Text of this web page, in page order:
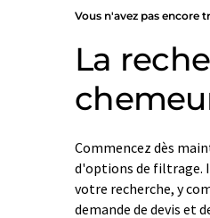
Vous n'avez pas encore
La
Commencez dès
d'options de filtrage.
votre recherche, y
demande de devis et